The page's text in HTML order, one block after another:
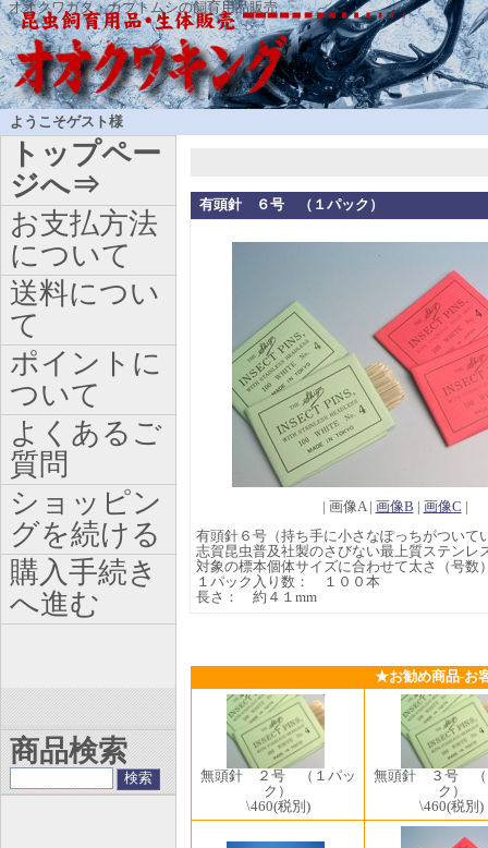
オオクワガタ・カブトムシの飼育用品販売
ようこそゲスト様
有頭針 ６号 （１パック）
| 画像A | 画像B | 画像C |
有頭針６号（持ち手に小さなぽっちがついて
志賀昆虫普及社製のさびない最上質ステンレ
対象の標本個体サイズに合わせて太さ（号数
１パック入り数： １００本
長さ： 約４１mm
★お勧め商品-お
無頭針 ２号 （１パッ
ク）
\460(税別)
無頭針 ３号 （
ク）
\460(税別)
トップペー
ジへ⇒
お支払方法
について
送料につい
て
ポイントに
ついて
よくあるご
質問
ショッピン
グを続ける
購入手続き
へ進む
商品検索